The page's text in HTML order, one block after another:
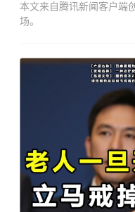
本文来自腾讯新闻客户端
场。